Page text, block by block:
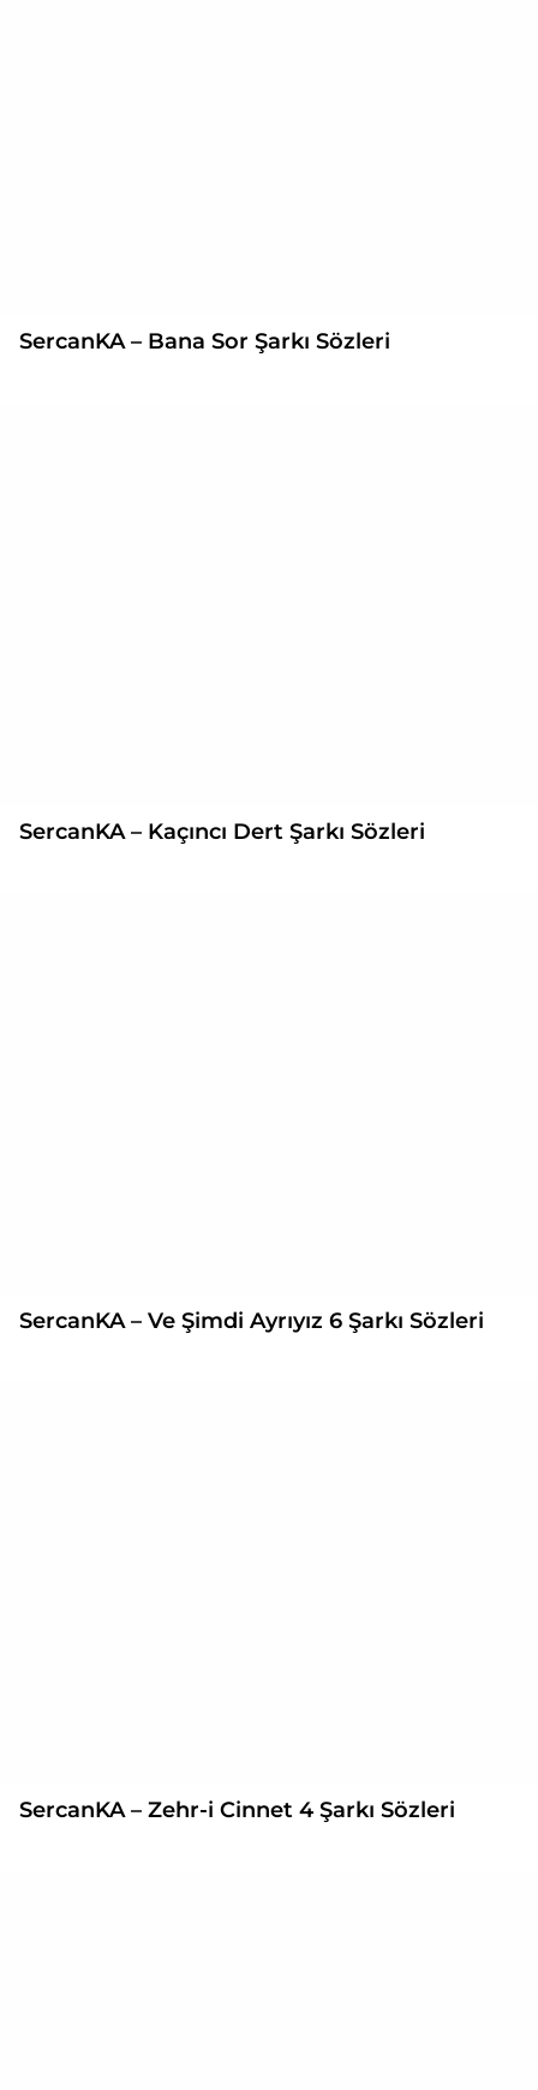
SercanKA – Bana Sor Şarkı Sözleri
SercanKA – Kaçıncı Dert Şarkı Sözleri
SercanKA – Ve Şimdi Ayrıyız 6 Şarkı Sözleri
SercanKA – Zehr-i Cinnet 4 Şarkı Sözleri